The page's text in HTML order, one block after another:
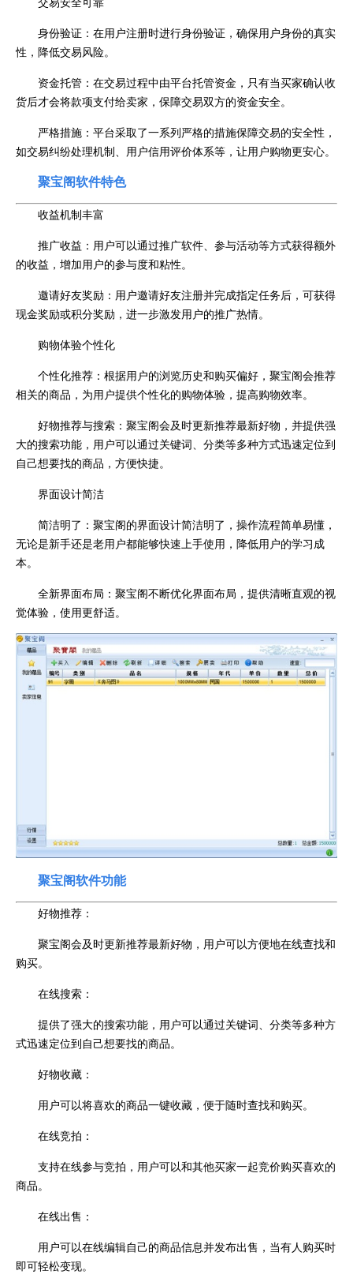
身份验证：在用户注册时进行身份验证，确保用户身份的真实
性，降低交易风险。
资金托管：在交易过程中由平台托管资金，只有当买家确认收
货后才会将款项支付给卖家，保障交易双方的资金安全。
严格措施：平台采取了一系列严格的措施保障交易的安全性，
如交易纠纷处理机制、用户信用评价体系等，让用户购物更安心。
聚宝阁软件特色
收益机制丰富
推广收益：用户可以通过推广软件、参与活动等方式获得额外
的收益，增加用户的参与度和粘性。
邀请好友奖励：用户邀请好友注册并完成指定任务后，可获得
现金奖励或积分奖励，进一步激发用户的推广热情。
购物体验个性化
个性化推荐：根据用户的浏览历史和购买偏好，聚宝阁会推荐
相关的商品，为用户提供个性化的购物体验，提高购物效率。
好物推荐与搜索：聚宝阁会及时更新推荐最新好物，并提供强
大的搜索功能，用户可以通过关键词、分类等多种方式迅速定位到
自己想要找的商品，方便快捷。
界面设计简洁
简洁明了：聚宝阁的界面设计简洁明了，操作流程简单易懂，
无论是新手还是老用户都能够快速上手使用，降低用户的学习成
本。
全新界面布局：聚宝阁不断优化界面布局，提供清晰直观的视
觉体验，使用更舒适。
聚宝阁软件功能
好物推荐：
聚宝阁会及时更新推荐最新好物，用户可以方便地在线查找和
购买。
在线搜索：
提供了强大的搜索功能，用户可以通过关键词、分类等多种方
式迅速定位到自己想要找的商品。
好物收藏：
用户可以将喜欢的商品一键收藏，便于随时查找和购买。
在线竞拍：
支持在线参与竞拍，用户可以和其他买家一起竞价购买喜欢的
商品。
在线出售：
用户可以在线编辑自己的商品信息并发布出售，当有人购买时
即可轻松变现。